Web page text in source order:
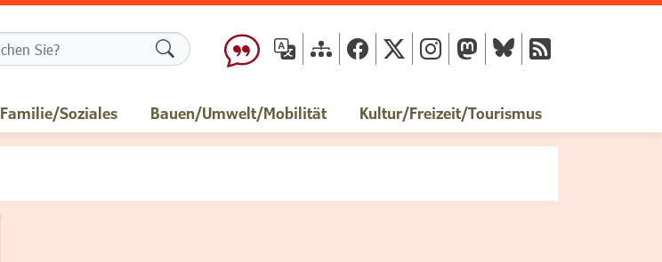
Formularschaltfläche
Familie/Soziales Bauen/Umwelt/Mobilität Kultur/Freizeit/Tourismus